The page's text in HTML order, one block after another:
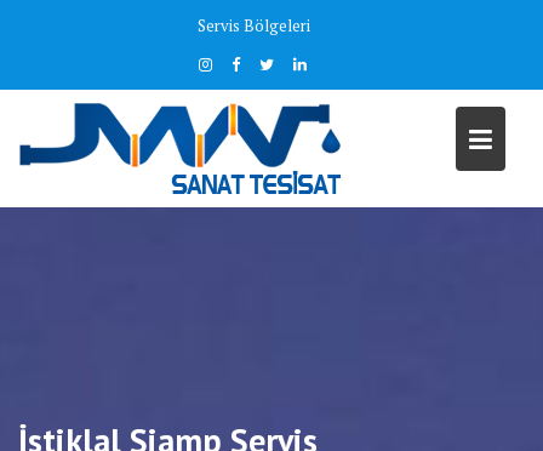
Servis Bölgeleri
İstiklal Siamp Servis